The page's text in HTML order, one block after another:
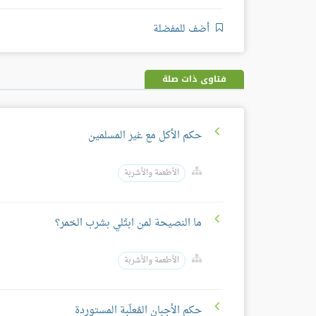
أضف للمفضلة
فتاوى ذات صلة
حكم الأكل مع غير المسلمين
الأطعمة والأشربة
ما النصيحة لمن ابتُلي بشرب الخمر؟
الأطعمة والأشربة
حكم الأجبان المُعلّبة المستوردة